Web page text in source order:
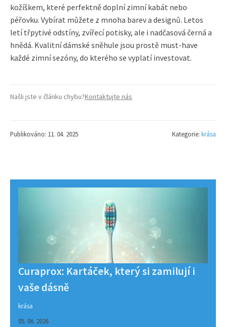
kožíškem, které perfektně doplní zimní kabát nebo
péřovku. Vybírat můžete z mnoha barev a designů. Letos
letí třpytivé odstíny, zvířecí potisky, ale i nadčasová černá a
hnědá. Kvalitní dámské sněhule jsou prostě must-have
každé zimní sezóny, do kterého se vyplatí investovat.
Našli jste v článku chybu?Kontaktujte nás
Publikováno: 11. 04. 2025 Kategorie: krása
Curaprox: Kartáček, který si zamilují i
vaše dásně
krása
05. 06. 2026